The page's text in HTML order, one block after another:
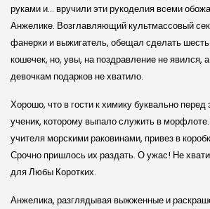
руками и… вручили эти рукоделия всеми
Анжелике. Возглавляющий культмассовый
фанерки и выжигатель, обещал сделать
кошечек, но, увы, на поздравление не явился,
девочкам подарков не хватило.
Хорошо, что в гости к химику буквально
ученик, которому выпало служить в
учителя морскими раковинами, привез в
Срочно пришлось их раздать. О ужас! Не
для Любы Коротких.
Анжелика, разглядывая выжженные и